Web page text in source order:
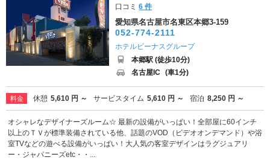
口コミ6 件
愛知県名古屋市名東区本郷3-159
052-774-2111
ホテルビーナスグループ
本郷駅 (徒歩10分)
名古屋IC (車1分)
料金 休憩 5,610 円 ～ サービスタイム 5,610 円 ～ 宿泊 8,250 円 ～
オシャレなデザイナーズルーム☆ 最新の設備がいっぱい！全部屋に60インチ
以上のＴＶが標準装備されている他、話題のVOD（ビデオオンデマンド）や浴
室TVなどの遊べる設備がいっぱい！大人気の客室デザインはラグジュアリ
ー・ジャパニーズetc・・...